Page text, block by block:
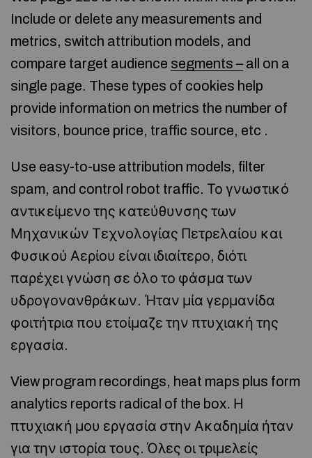
Include or delete any measurements and
metrics, switch attribution models, and
compare target audience segments – all on a
single page. These types of cookies help
provide information on metrics the number of
visitors, bounce price, traffic source, etc .
Use easy-to-use attribution models, filter
spam, and control robot traffic. Το γνωστικό
αντικείμενο της κατεύθυνσης των
Μηχανικών Τεχνολογίας Πετρελαίου και
Φυσικού Αερίου είναι ιδιαίτερο, διότι
παρέχει γνώση σε όλο το φάσμα των
υδρογονανθράκων. Ήταν μία γερμανίδα
φοιτήτρια που ετοίμαζε την πτυχιακή της
εργασία.
View program recordings, heat maps plus form
analytics reports radical of the box. Η
πτυχιακή μου εργασία στην Ακαδημία ήταν
για την ιστορία τους. Όλες οι τριμελείς